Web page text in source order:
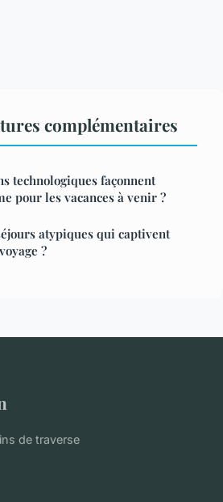
complémentaires
technologiques façonnent
pour les vacances à venir ?
atypiques qui captivent
?
de traverse